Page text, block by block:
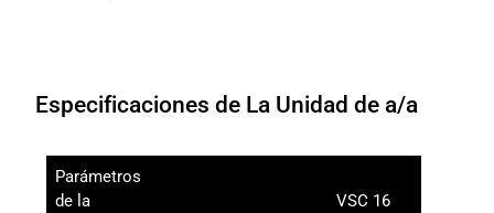
Especificaciones de La Unidad de a/a
Parámetros
de la
VSC 16